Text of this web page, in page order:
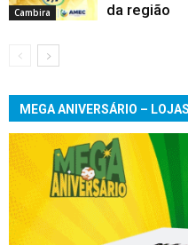
Cambira
da região
MEGA ANIVERSÁRIO –